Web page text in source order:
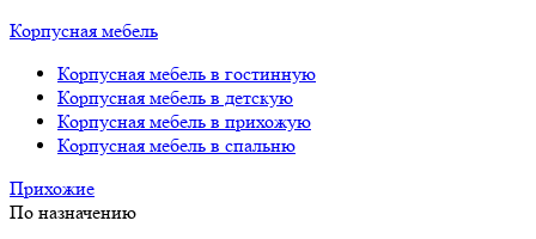
Корпусная мебель
Корпусная мебель в гостинную
Корпусная мебель в детскую
Корпусная мебель в прихожую
Корпусная мебель в спальню
Прихожие
По назначению